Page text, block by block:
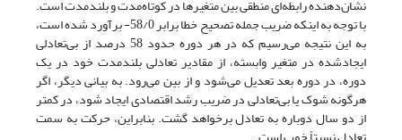
نشان‌دهنده رابطه‌ای منطقی بین متغیرها در کوتاه‌مدت و بلندمدت است.
با توجه به اینکه ضریب جمله تصحیح خطا برابر 58/0- برآورد شده است،
به این نتیجه می‌رسیم که در هر دوره حدود 58 درصد از بی‌تعادلی
ایجاد‌شده در متغیر وابسته، از مقادیر تعادلی بلندمدت خود در یک
دوره، در دوره بعد تعدیل می‌شود و از بین می‌رود. به بیانی دیگر، اگر
هرگونه شوک یا بی‌تعادلی در ضریب رشد اقتصادی ایجاد شود، در کمتر
از دو سال دوباره به تعادل برخواهد گشت. بنابراین، حرکت به سمت